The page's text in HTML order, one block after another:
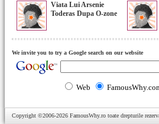
Viata Lui Arsenie
Toderas Dupa O-zone
We invite you to try a Google search on our website
Web
Copyright ©2006-2026 FamousWhy.ro toate drepturile